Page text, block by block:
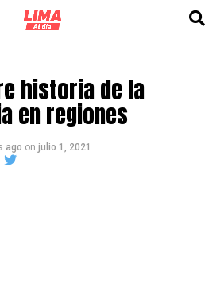
historia de la
en regiones
ago on julio 1, 2021